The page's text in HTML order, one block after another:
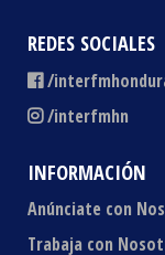
REDES SOCIALES
/
/interfmhn
INFORMACIÓN
Anúnciate con
Trabaja con